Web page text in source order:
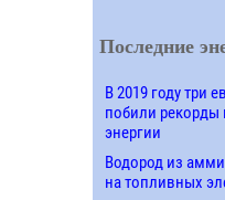
Последние
В 2019 году три
побили
энергии
Водород из
на топливных